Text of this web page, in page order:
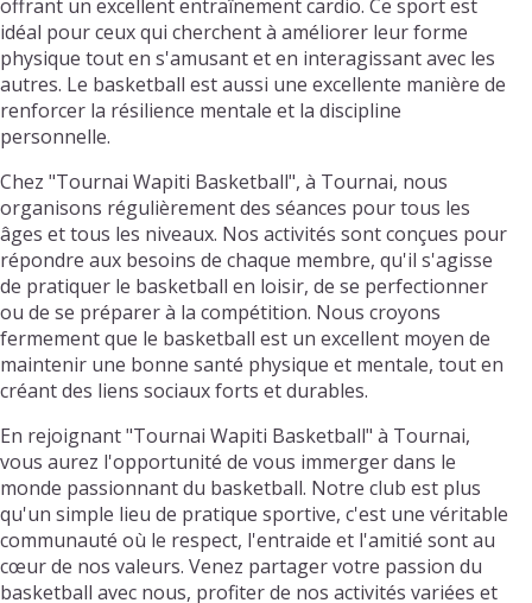
offrant un excellent entraînement cardio. Ce sport est
idéal pour ceux qui cherchent à améliorer leur forme
physique tout en s'amusant et en interagissant avec les
autres. Le basketball est aussi une excellente manière de
renforcer la résilience mentale et la discipline
personnelle.
Chez "Tournai Wapiti Basketball", à Tournai, nous
organisons régulièrement des séances pour tous les
âges et tous les niveaux. Nos activités sont conçues pour
répondre aux besoins de chaque membre, qu'il s'agisse
de pratiquer le basketball en loisir, de se perfectionner
ou de se préparer à la compétition. Nous croyons
fermement que le basketball est un excellent moyen de
maintenir une bonne santé physique et mentale, tout en
créant des liens sociaux forts et durables.
En rejoignant "Tournai Wapiti Basketball" à Tournai,
vous aurez l'opportunité de vous immerger dans le
monde passionnant du basketball. Notre club est plus
qu'un simple lieu de pratique sportive, c'est une véritable
communauté où le respect, l'entraide et l'amitié sont au
cœur de nos valeurs. Venez partager votre passion du
basketball avec nous, profiter de nos activités variées et